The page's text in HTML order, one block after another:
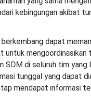
kebingungan akibat
berkembang dapat
untuk mengoordinasikan
SDM di seluruh tim yang
tunggal yang dapat
mendapat informasi